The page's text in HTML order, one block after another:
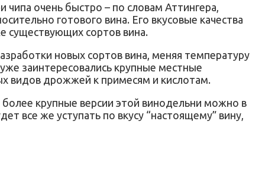
очень быстро – по словам Аттингера,
готового вина. Его вкусовые качества
существующих сортов вина.
новых сортов вина, меняя температуру
заинтересовались крупные местные
видов дрожжей к примесям и кислотам.
крупные версии этой винодельни можно в
все же уступать по вкусу “настоящему” вину,